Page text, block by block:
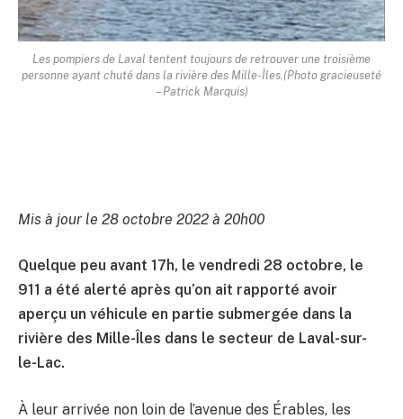
Les pompiers de Laval tentent toujours de retrouver une troisième
personne ayant chuté dans la rivière des Mille-Îles.(Photo gracieuseté
– Patrick Marquis)
Mis à jour le 28 octobre 2022 à 20h00
Quelque peu avant 17h, le vendredi 28 octobre, le
911 a été alerté après qu’on ait rapporté avoir
aperçu un véhicule en partie submergée dans la
rivière des Mille-Îles dans le secteur de Laval-sur-
le-Lac.
À leur arrivée non loin de l’avenue des Érables, les